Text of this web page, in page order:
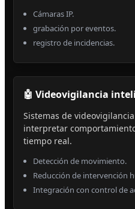
Cámaras IP.
grabación por eventos.
registro de incidencias.
🤖 Videovigilancia
Sistemas de
interpretar
tiempo real.
Detección de movimiento.
Reducción de intervención
Integración con control de